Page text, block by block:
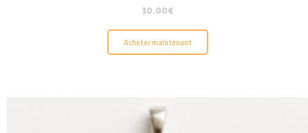
30.00€
Acheter maintenant